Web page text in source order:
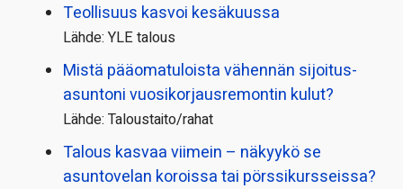
Teollisuus kasvoi kesäkuussa
Lähde: YLE talous
Mistä pääoma­tuloista vähennän sijoitus­
asuntoni vuosikorjaus­remontin kulut?
Lähde: Taloustaito/rahat
Talous kasvaa viimein – näkyykö se
asuntovelan koroissa tai pörssi­kursseissa?